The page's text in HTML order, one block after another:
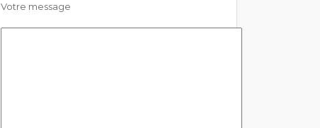
Votre message